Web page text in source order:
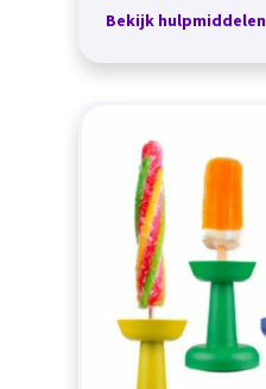
Bekijk hulpmiddelen